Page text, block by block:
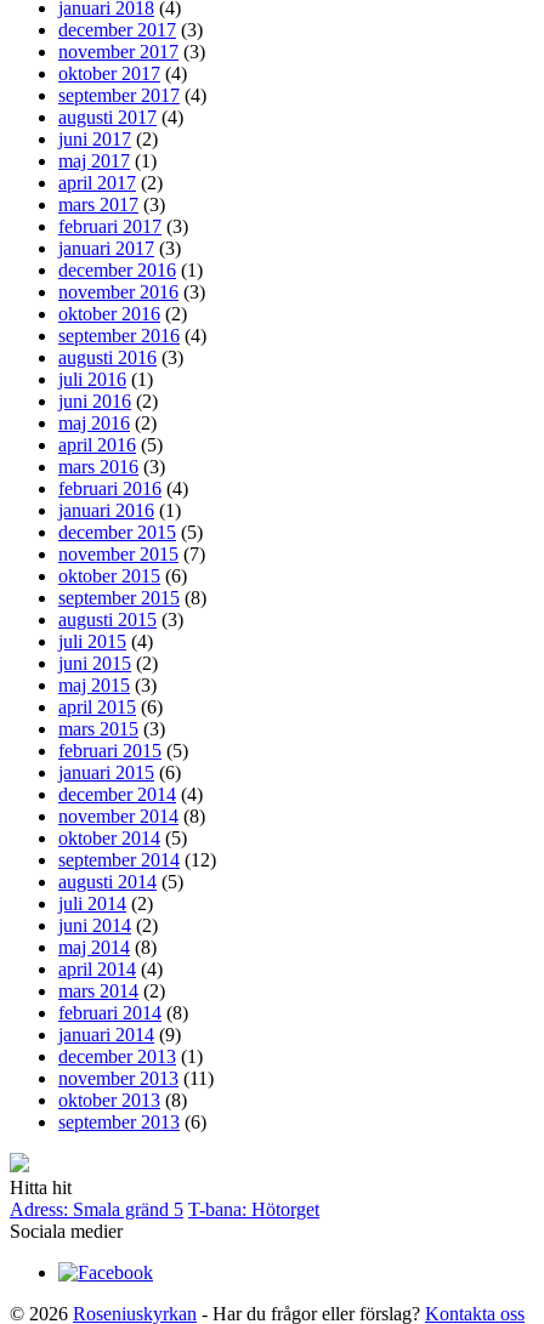
januari 2018 (4)
december 2017 (3)
november 2017 (3)
oktober 2017 (4)
september 2017 (4)
augusti 2017 (4)
juni 2017 (2)
maj 2017 (1)
april 2017 (2)
mars 2017 (3)
februari 2017 (3)
januari 2017 (3)
december 2016 (1)
november 2016 (3)
oktober 2016 (2)
september 2016 (4)
augusti 2016 (3)
juli 2016 (1)
juni 2016 (2)
maj 2016 (2)
april 2016 (5)
mars 2016 (3)
februari 2016 (4)
januari 2016 (1)
december 2015 (5)
november 2015 (7)
oktober 2015 (6)
september 2015 (8)
augusti 2015 (3)
juli 2015 (4)
juni 2015 (2)
maj 2015 (3)
april 2015 (6)
mars 2015 (3)
februari 2015 (5)
januari 2015 (6)
december 2014 (4)
november 2014 (8)
oktober 2014 (5)
september 2014 (12)
augusti 2014 (5)
juli 2014 (2)
juni 2014 (2)
maj 2014 (8)
april 2014 (4)
mars 2014 (2)
februari 2014 (8)
januari 2014 (9)
december 2013 (1)
november 2013 (11)
oktober 2013 (8)
september 2013 (6)
Hitta hit
Adress: Smala gränd 5 T-bana: Hötorget
Sociala medier
© 2026 Roseniuskyrkan - Har du frågor eller förslag? Kontakta oss